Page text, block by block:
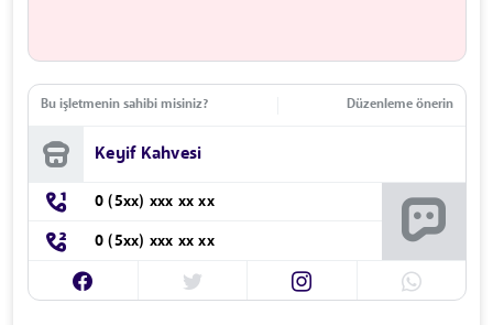
Bu işletmenin sahibi misiniz? Düzenleme önerin
Keyif Kahvesi
0 (5xx) xxx xx xx
0 (5xx) xxx xx xx